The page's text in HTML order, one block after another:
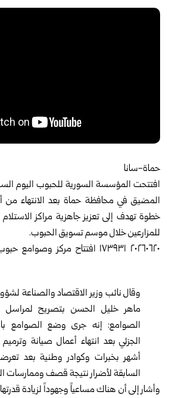
حماة-سانا‏
افتتحت المؤسسة السورية للحبوب اليوم
المضيق في محافظة ‏حماةبعد الانتهاء من
خطوة تهدف إلى تعزيز جاهزية مراكز
للمزارعين خلال موسم تسويق الحبوب.‏
وقال نائب وزير الاقتصاد والصناعة
ماهر خليل الحسن ‏بتصريح لمراسل
الصوامع: إنه جرى وضع الصوامع
أشهر بخبرات ‏وكوادر وطنية ‏بعد
السابقة لأضرار نتيجة قصف وممارسات
وأشار إلى أن هناك مساعياً وجهوداً لزيادة